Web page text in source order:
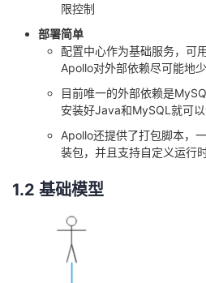
限控制
部署简单
配置中心作为基础服务，可
Apollo对外部依赖尽可能地少
目前唯一的外部依赖是
安装好Java和MySQL就可
Apollo还提供了打包脚本，
装包，并且支持自定义运行
1.2 基础模型